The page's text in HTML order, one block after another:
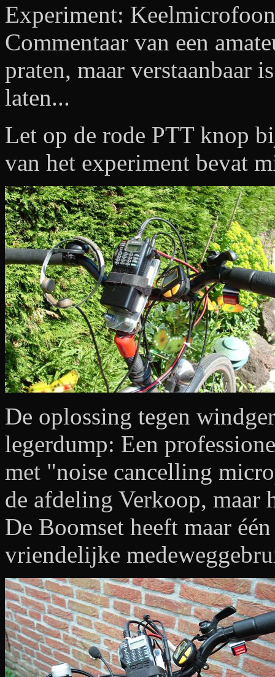
Experiment:
Commentaar van een
praten, maar verstaanbaar
laten...
Let op de rode PTT knop
van het experiment bevat
De oplossing tegen
legerdump: Een
met "noise cancelling
de afdeling Verkoop,
De Boomset heeft maar
vriendelijke